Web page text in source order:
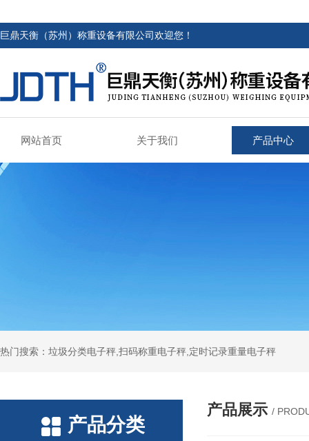
巨鼎天衡（苏州）称重设备有限公司欢迎您！
网站首页 关于我们 产品中心
热门搜索：垃圾分类电子秤,扫码称重电子秤,定时记录重量电子秤
产品分类
产品展示 /